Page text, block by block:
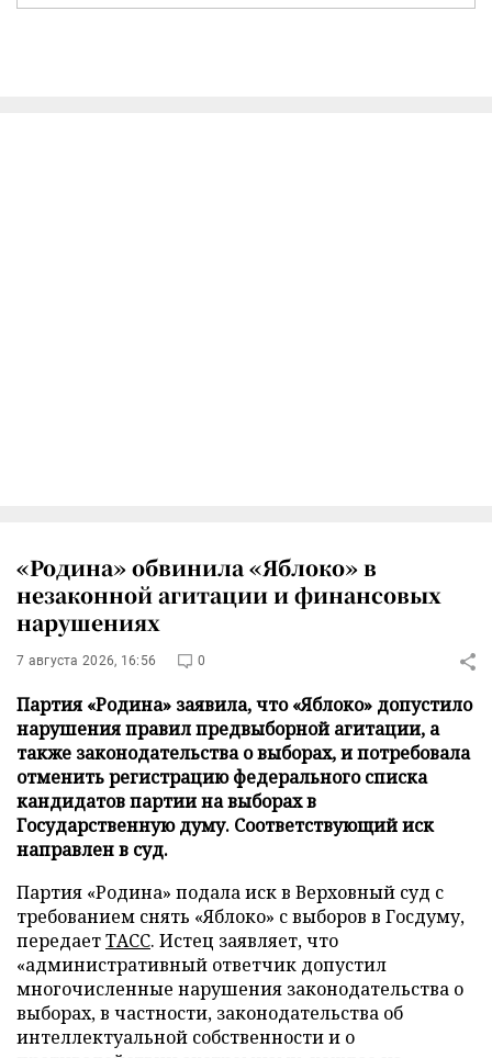
«Родина» обвинила «Яблоко» в
незаконной агитации и финансовых
нарушениях
7 августа 2026, 16:56 0
Партия «Родина» заявила, что «Яблоко» допустило
нарушения правил предвыборной агитации, а
также законодательства о выборах, и потребовала
отменить регистрацию федерального списка
кандидатов партии на выборах в
Государственную думу. Соответствующий иск
направлен в суд.
Партия «Родина» подала иск в Верховный суд с
требованием снять «Яблоко» с выборов в Госдуму,
передаетТАСС. Истец заявляет, что
«административный ответчик допустил
многочисленные нарушения законодательства о
выборах, в частности, законодательства об
интеллектуальной собственности и о